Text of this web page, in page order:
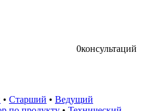
0консультаций
• Старший • Ведущий